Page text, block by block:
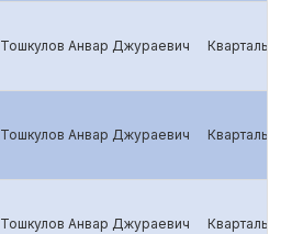
Тошкулов Анвар Джураевич
Тошкулов Анвар Джураевич
Тошкулов Анвар Джураевич